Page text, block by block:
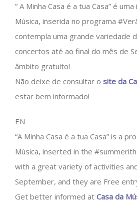
” A Minha Casa é a tua Casa” é
Música, inserida no programa
contempla uma grande variedade
concertos até ao final do mês de
âmbito gratuito!
Não deixe de consultar o site da
estar bem informado!
EN
“A Minha Casa é a tua Casa” is a
Música, inserted in the
with a great variety of activities
September, and they are Free
Get better informed at Casa da